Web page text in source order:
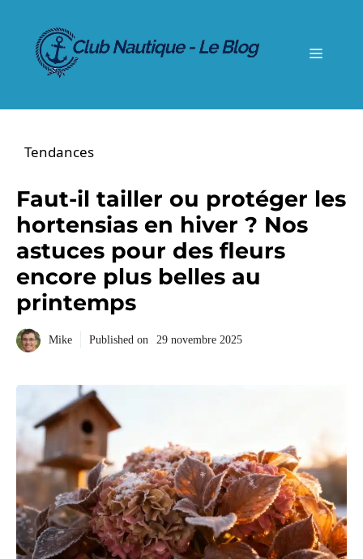
contenu
Menu
Tendances
Faut-il tailler ou protéger les
hortensias en hiver ? Nos
astuces pour des fleurs
encore plus belles au
printemps
Mike Published on 29 novembre 2025